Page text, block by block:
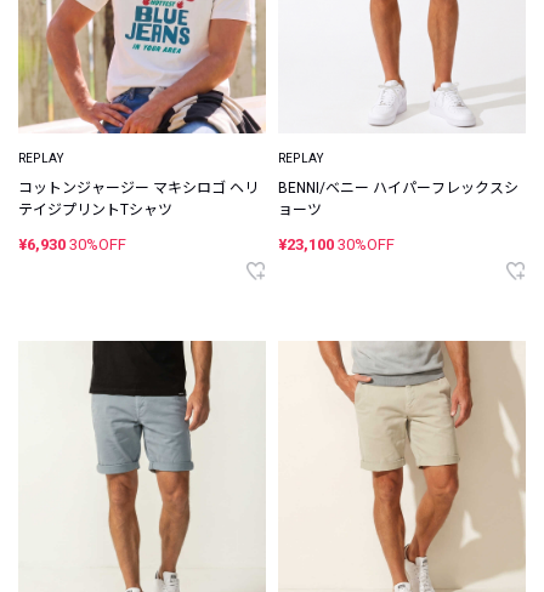
REPLAY
コットンジャージー マキシロゴ ヘリ
テイジプリントTシャツ
¥6,930 30%OFF
REPLAY
BENNI/ベニー ハイパーフレックスシ
ョーツ
¥23,100 30%OFF